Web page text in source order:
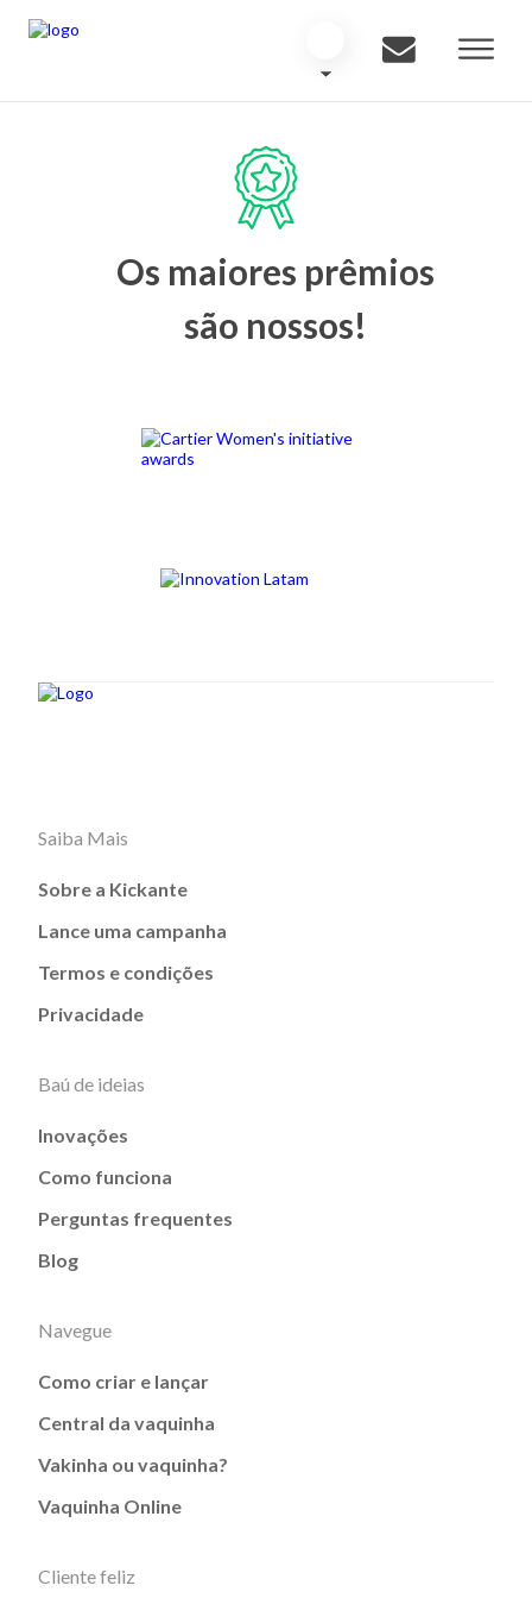
Os maiores prêmios
são nossos!
Saiba Mais
Sobre a Kickante
Lance uma campanha
Termos e condições
Privacidade
Baú de ideias
Inovações
Como funciona
Perguntas frequentes
Blog
Navegue
Como criar e lançar
Central da vaquinha
Vakinha ou vaquinha?
Vaquinha Online
Cliente feliz